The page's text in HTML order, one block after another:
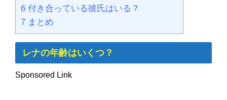
6 付き合っている彼氏はいる？
7 まとめ
レナの年齢はいくつ？
Sponsored Link